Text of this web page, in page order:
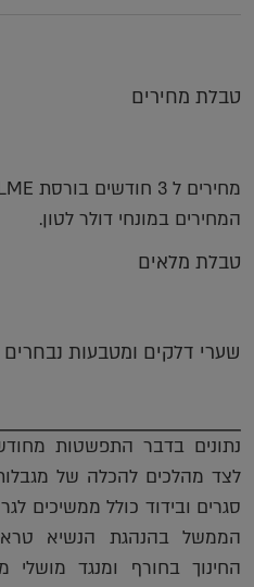
טבלת מחירים
מחירים ל 3 חודשים בורסת LME
המחירים במונחי דולר לטון.
טבלת מלאים
שערי דלקים ומטבעות נבחרים
נתונים בדבר התפשטות
לצד מהלכים להכלה של
סגרים ובידוד כולל ממשיכים
הממשל בהנהגת הנשיא
החינוך בחורף ומנגד מושלי